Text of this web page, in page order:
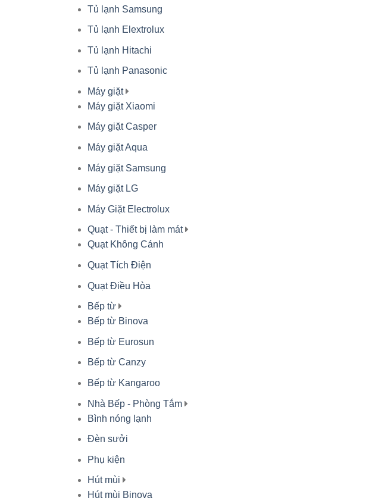
Tủ lạnh Samsung
Tủ lạnh Elextrolux
Tủ lạnh Hitachi
Tủ lạnh Panasonic
Máy giặt
Máy giặt Xiaomi
Máy giặt Casper
Máy giặt Aqua
Máy giặt Samsung
Máy giặt LG
Máy Giặt Electrolux
Quạt - Thiết bị làm mát
Quạt Không Cánh
Quạt Tích Điện
Quạt Điều Hòa
Bếp từ
Bếp từ Binova
Bếp từ Eurosun
Bếp từ Canzy
Bếp từ Kangaroo
Nhà Bếp - Phòng Tắm
Bình nóng lạnh
Đèn sưởi
Phụ kiện
Hút mùi
Hút mùi Binova